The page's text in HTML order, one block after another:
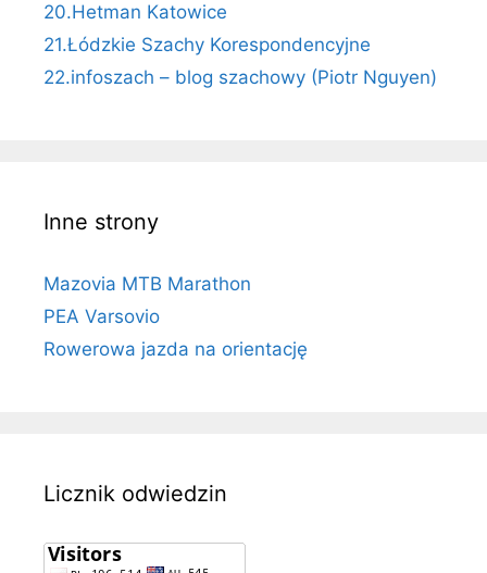
20.Hetman Katowice
21.Łódzkie Szachy Korespondencyjne
22.infoszach – blog szachowy (Piotr Nguyen)
Inne strony
Mazovia MTB Marathon
PEA Varsovio
Rowerowa jazda na orientację
Licznik odwiedzin